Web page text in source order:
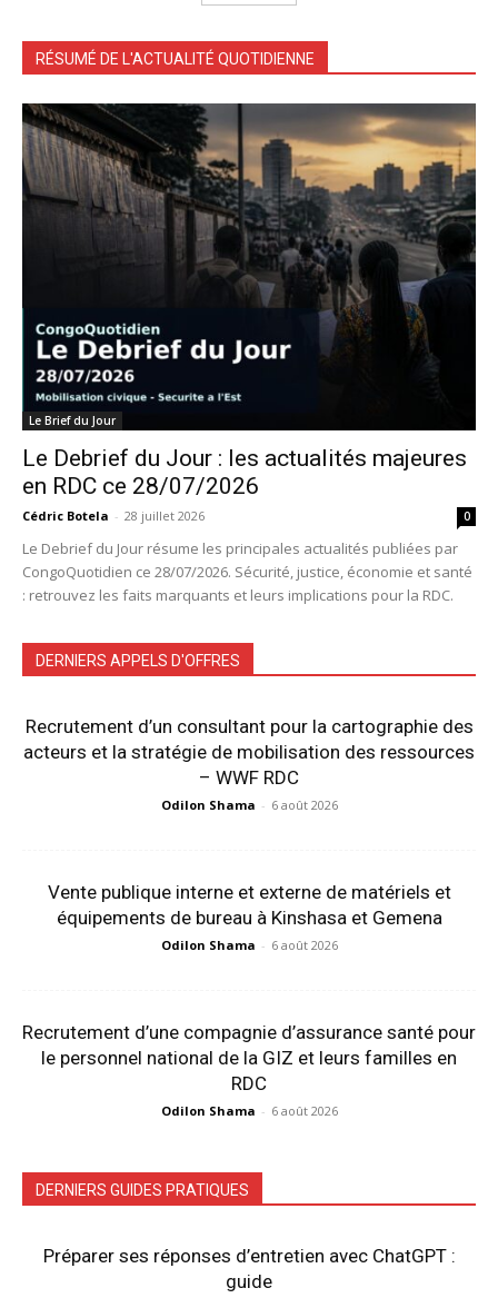
RÉSUMÉ DE L'ACTUALITÉ QUOTIDIENNE
Le Brief du Jour
Le Debrief du Jour : les actualités majeures
en RDC ce 28/07/2026
Cédric Botela - 28 juillet 2026 0
Le Debrief du Jour résume les principales actualités publiées par
CongoQuotidien ce 28/07/2026. Sécurité, justice, économie et santé
: retrouvez les faits marquants et leurs implications pour la RDC.
DERNIERS APPELS D'OFFRES
Recrutement d’un consultant pour la cartographie des
acteurs et la stratégie de mobilisation des ressources
– WWF RDC
Odilon Shama - 6 août 2026
Vente publique interne et externe de matériels et
équipements de bureau à Kinshasa et Gemena
Odilon Shama - 6 août 2026
Recrutement d’une compagnie d’assurance santé pour
le personnel national de la GIZ et leurs familles en
RDC
Odilon Shama - 6 août 2026
DERNIERS GUIDES PRATIQUES
Préparer ses réponses d’entretien avec ChatGPT :
guide